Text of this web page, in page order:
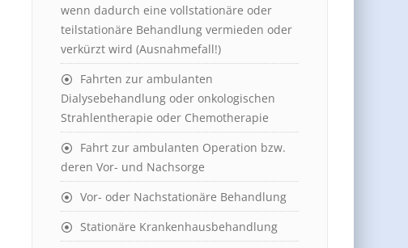
wenn dadurch eine vollstationäre oder
teilstationäre Behandlung vermieden oder
verkürzt wird (Ausnahmefall!)
Fahrten zur ambulanten
Dialysebehandlung oder onkologischen
Strahlentherapie oder Chemotherapie
Fahrt zur ambulanten Operation bzw.
deren Vor- und Nachsorge
Vor- oder Nachstationäre Behandlung
Stationäre Krankenhausbehandlung